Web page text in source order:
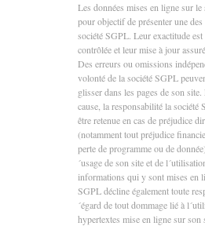
Les données mises en ligne sur
pour objectif de présenter une
société SGPL. Leur exactitude
contrôlée et leur mise à jour
Des erreurs ou omissions
volonté de la société SGPL
glisser dans les pages de son
cause, la responsabilité la société
être retenue en cas de préjudice
(notamment tout préjudice
perte de programme ou de
´usage de son site et de
informations qui y sont mises en
SGPL décline également toute
´égard de tout dommage lié à
hypertextes mise en ligne sur son